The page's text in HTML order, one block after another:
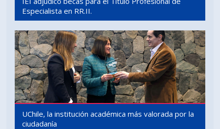
Especialista en RR.II.
UChile, la institución académica más valorada por la
ciudadanía